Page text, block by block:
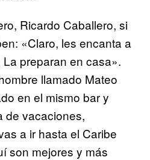
Ricardo Caballero, si
«Claro, les encanta a
preparan en casa».
llamado Mateo
en el mismo bar y
de vacaciones,
a ir hasta el Caribe
son mejores y más